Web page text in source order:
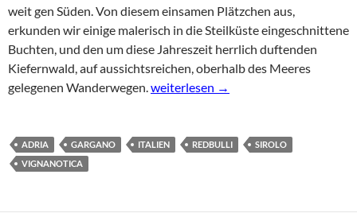
weit gen Süden. Von diesem einsamen Plätzchen aus,
erkunden wir einige malerisch in die Steilküste eingeschnittene
Buchten, und den um diese Jahreszeit herrlich duftenden
Kiefernwald, auf aussichtsreichen, oberhalb des Meeres
gelegenen Wanderwegen.RedBulli in Italien 2: Vignanotica am
weiterlesen →
ADRIA GARGANO ITALIEN REDBULLI
SIROLO
VIGNANOTICA